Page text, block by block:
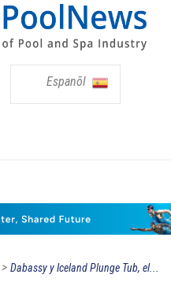
Espanõl
> Dabassy y Iceland Plunge Tub, el...